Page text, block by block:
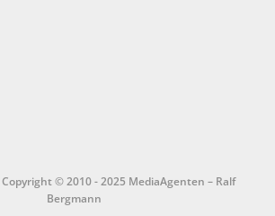
© 2010 - 2025 MediaAgenten – Ralf
Bergmann